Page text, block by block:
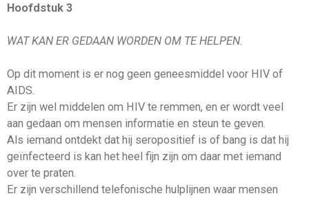
Hoofdstuk 3
WAT KAN ER GEDAAN WORDEN OM TE HELPEN.
Op dit moment is er nog geen geneesmiddel voor HIV of
AIDS.
Er zijn wel middelen om HIV te remmen, en er wordt veel
aan gedaan om mensen informatie en steun te geven.
Als iemand ontdekt dat hij seropositief is of bang is dat hij
geïnfecteerd is kan het heel fijn zijn om daar met iemand
over te praten.
Er zijn verschillend telefonische hulplijnen waar mensen